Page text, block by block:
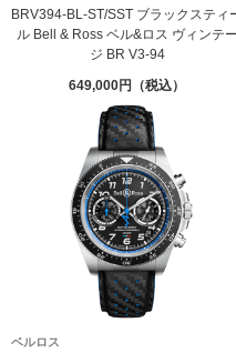
BRV394-BL-ST/SST ブラックスティ
ル Bell & Ross ベル&ロス ヴィンテー
ジ BR V3-94
649,000
ベルロス